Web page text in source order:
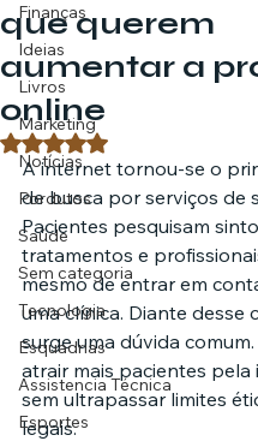
Finanças
Ideias
Livros
Marketing
Notícias
Pordutos
Saúde
Sem categoria
Tecnologia
Esquadrias
Assistencia Técnica
Esportes
que querem
aumentar a
online
Avaliado com NaN de 5
A internet tornou-se o
de busca por serviços de
Pacientes pesquisam
tratamentos e
mesmo de entrar em
uma clínica. Diante desse
surge uma dúvida
atrair mais pacientes
sem ultrapassar limites
legais.